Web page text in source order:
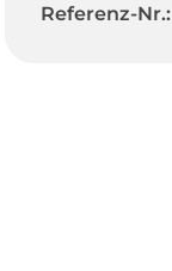
Referenz-Nr.: